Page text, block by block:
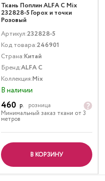
Ткань Поплин ALFA C Mix
232828-5 Горох и точки
Розовый
Артикул:232828-5
Код товара:246901
Страна:Китай
Бренд:ALFA C
Коллекция:Mix
В наличии
460 р.
розница
Минимальный заказ ткани от 3
метров
В КОРЗИНУ